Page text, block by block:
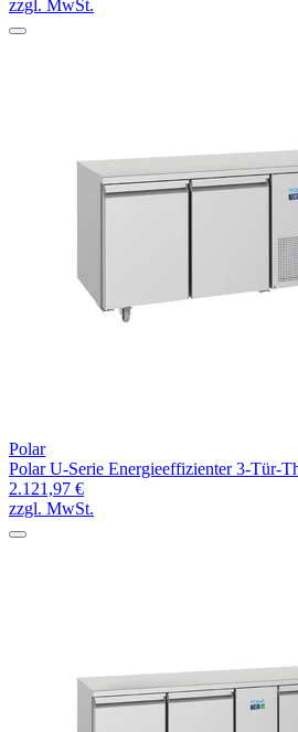
zzgl. MwSt.
Polar
Polar U-Serie Energieeffizienter 3-Tür-
2.121,97 €
zzgl. MwSt.